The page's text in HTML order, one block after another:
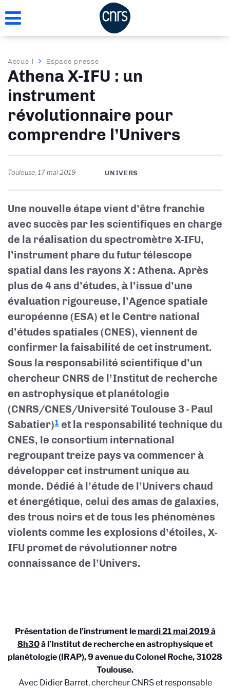
au
Fil
d'Ariane
Accueil Espace presse
Athena X-IFU : un
instrument
révolutionnaire pour
comprendre l’Univers
Toulouse, 17 mai 2019 UNIVERS
Une nouvelle étape vient d’être franchie
avec succès par les scientifiques en charge
de la réalisation du spectromètre X-IFU,
l’instrument phare du futur télescope
spatial dans les rayons X : Athena. Après
plus de 4 ans d’études, à l’issue d’une
évaluation rigoureuse, l’Agence spatiale
européenne (ESA) et le Centre national
d’études spatiales (CNES), viennent de
confirmer la faisabilité de cet instrument.
Sous la responsabilité scientifique d’un
chercheur CNRS de l’Institut de recherche
en astrophysique et planétologie
(CNRS/CNES/Université Toulouse 3 - Paul
Sabatier)1 et la responsabilité technique du
CNES, le consortium international
regroupant treize pays va commencer à
développer cet instrument unique au
monde. Dédié à l’étude de l’Univers chaud
et énergétique, celui des amas de galaxies,
des trous noirs et de tous les phénomènes
violents comme les explosions d’étoiles, X-
IFU promet de révolutionner notre
connaissance de l’Univers.
Présentation de l’instrument lemardi 21 mai 2019 à
8h30à l’Institut de recherche en astrophysique et
planétologie (IRAP), 9 avenue du Colonel Roche, 31028
Toulouse.
Avec Didier Barret, chercheur CNRS et responsable